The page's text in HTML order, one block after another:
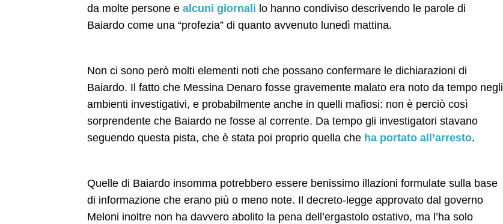
da molte persone e alcuni giornali lo hanno condiviso descrivendo le parole di
Baiardo come una “profezia” di quanto avvenuto lunedì mattina.
Non ci sono però molti elementi noti che possano confermare le dichiarazioni di
Baiardo. Il fatto che Messina Denaro fosse gravemente malato era noto da tempo negli
ambienti investigativi, e probabilmente anche in quelli mafiosi: non è perciò così
sorprendente che Baiardo ne fosse al corrente. Da tempo gli investigatori stavano
seguendo questa pista, che è stata poi proprio quella che ha portato all’arresto.
Quelle di Baiardo insomma potrebbero essere benissimo illazioni formulate sulla base
di informazione che erano più o meno note. Il decreto-legge approvato dal governo
Meloni inoltre non ha davvero abolito la pena dell’ergastolo ostativo, ma l’ha solo